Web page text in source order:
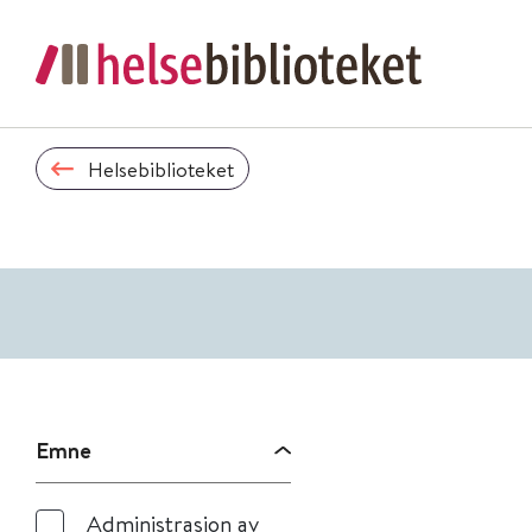
Helsebiblioteket
Emne
Administrasjon av